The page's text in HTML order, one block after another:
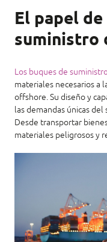
El papel
suministro
Los buques de
materiales necesarios a
offshore. Su diseño y
las demandas únicas
Desde transportar
materiales peligrosos y